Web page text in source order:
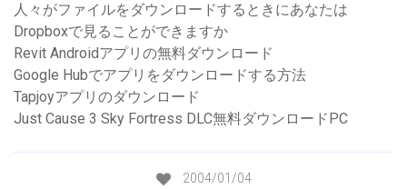
人々がファイルをダウンロードするときにあなたは
Dropboxで見ることができますか
Revit Androidアプリの無料ダウンロード
Google Hubでアプリをダウンロードする方法
Tapjoyアプリのダウンロード
Just Cause 3 Sky Fortress DLC無料ダウンロードPC
2004/01/04